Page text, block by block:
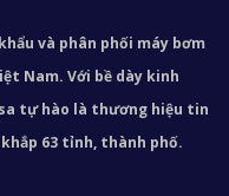
và phân phối máy bơm
Nam. Với bề dày kinh
tự hào là thương hiệu tin
63 tỉnh, thành phố.